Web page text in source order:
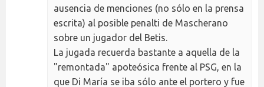
ausencia de menciones (no sólo en la prensa
escrita) al posible penalti de Mascherano
sobre un jugador del Betis.
La jugada recuerda bastante a aquella de la
"remontada" apoteósica frente al PSG, en la
que Di María se iba sólo ante el portero y fue